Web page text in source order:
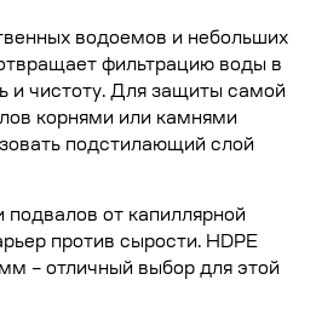
водоемов и небольших
фильтрацию воды в
и чистоту. Для защиты самой
корнями или камнями
подстилающий слой
от капиллярной
против сырости. HDPE
– отличный выбор для этой